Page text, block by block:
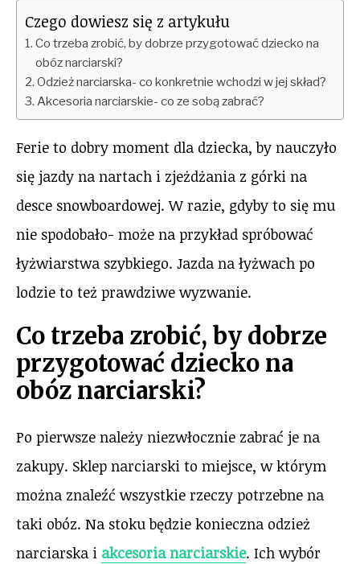
Czego dowiesz się z artykułu
Co trzeba zrobić, by dobrze przygotować dziecko na
obóz narciarski?
Odzież narciarska- co konkretnie wchodzi w jej skład?
Akcesoria narciarskie- co ze sobą zabrać?
Ferie to dobry moment dla dziecka, by nauczyło
się jazdy na nartach i zjeżdżania z górki na
desce snowboardowej. W razie, gdyby to się mu
nie spodobało- może na przykład spróbować
łyżwiarstwa szybkiego. Jazda na łyżwach po
lodzie to też prawdziwe wyzwanie.
Co trzeba zrobić, by dobrze
przygotować dziecko na
obóz narciarski?
Po pierwsze należy niezwłocznie zabrać je na
zakupy. Sklep narciarski to miejsce, w którym
można znaleźć wszystkie rzeczy potrzebne na
taki obóz. Na stoku będzie konieczna odzież
narciarska i akcesoria narciarskie. Ich wybór